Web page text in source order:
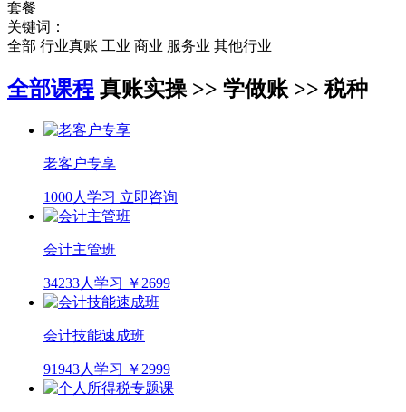
套餐
关键词：
全部 行业真账 工业 商业 服务业 其他行业
全部课程 真账实操 >> 学做账 >> 税种
老客户专享
1000人学习 立即咨询
会计主管班
34233人学习 ￥2699
会计技能速成班
91943人学习 ￥2999